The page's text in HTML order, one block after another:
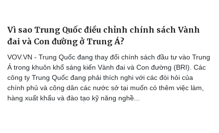
Cải chính
Vì sao Trung Quốc điều chỉnh chính sách Vành
đai và Con đường ở Trung Á?
VOV.VN - Trung Quốc đang thay đổi chính sách đầu tư vào Trung
Á trong khuôn khổ sáng kiến Vành đai và Con đường (BRI). Các
công ty Trung Quốc đang phải thích nghi với các đòi hỏi của
chính phủ và công dân các nước sở tại muốn có thêm việc làm,
hàng xuất khẩu và đào tạo kỹ năng nghề...